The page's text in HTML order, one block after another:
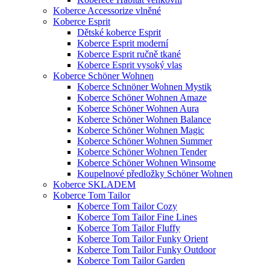
Koberce Accessorize vlněné
Koberce Esprit
Dětské koberce Esprit
Koberce Esprit moderní
Koberce Esprit ručně tkané
Koberce Esprit vysoký vlas
Koberce Schöner Wohnen
Koberce Schnöner Wohnen Mystik
Koberce Schöner Wohnen Amaze
Koberce Schöner Wohnen Aura
Koberce Schöner Wohnen Balance
Koberce Schöner Wohnen Magic
Koberce Schöner Wohnen Summer
Koberce Schöner Wohnen Tender
Koberce Schöner Wohnen Winsome
Koupelnové předložky Schöner Wohnen
Koberce SKLADEM
Koberce Tom Tailor
Koberce Tom Tailor Cozy
Koberce Tom Tailor Fine Lines
Koberce Tom Tailor Fluffy
Koberce Tom Tailor Funky Orient
Koberce Tom Tailor Funky Outdoor
Koberce Tom Tailor Garden